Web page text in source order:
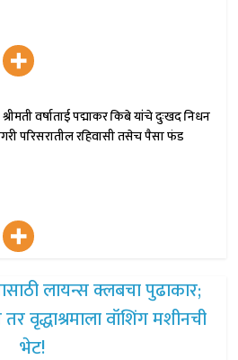
वर्षाताई पद्माकर किबे यांचे दुःखद निधन
परिसरातील रहिवासी तसेच पैसा फंड